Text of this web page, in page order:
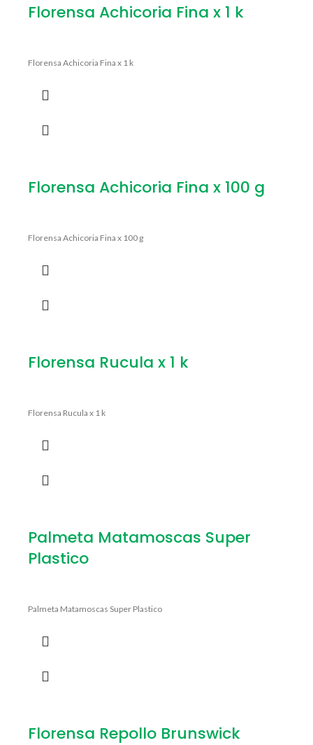
Florensa Achicoria Fina x 1 k
Florensa Achicoria Fina x 1 k
Florensa Achicoria Fina x 100 g
Florensa Achicoria Fina x 100 g
Florensa Rucula x 1 k
Florensa Rucula x 1 k
Palmeta Matamoscas Super
Plastico
Palmeta Matamoscas Super Plastico
Florensa Repollo Brunswick